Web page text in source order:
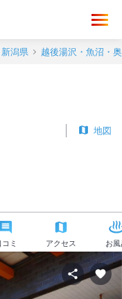
新潟県 越後湯沢・魚沼・
地図
コミ アクセス お